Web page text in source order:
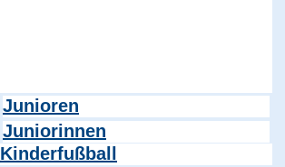
Junioren
Juniorinnen
Kinderfußball